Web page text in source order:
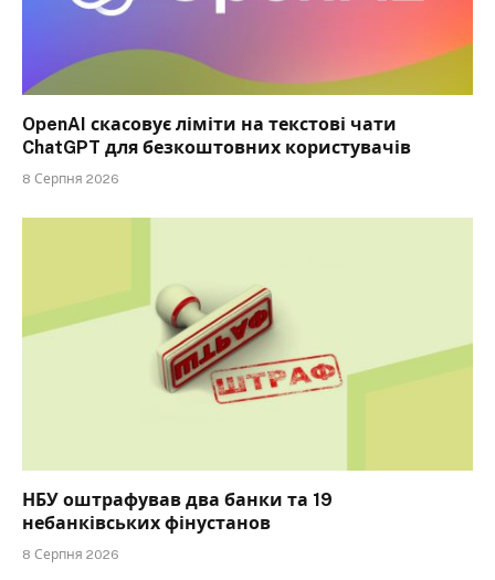
OpenAI скасовує ліміти на текстові чати
ChatGPT для безкоштовних користувачів
8 Серпня 2026
НБУ оштрафував два банки та 19
небанківських фінустанов
8 Серпня 2026